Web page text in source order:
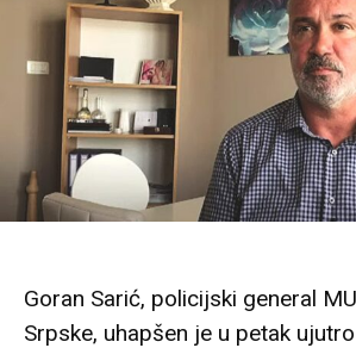
Goran Sarić, policijski general
Srpske, uhapšen je u petak